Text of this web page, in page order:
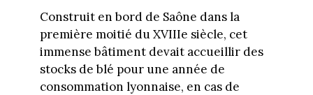
Construit en bord de Saône dans la
première moitié du XVIIIe siècle, cet
immense bâtiment devait accueillir des
stocks de blé pour une année de
consommation lyonnaise, en cas de